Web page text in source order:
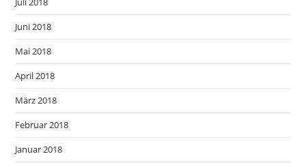
Juni 2018
Mai 2018
April 2018
März 2018
Februar 2018
Januar 2018